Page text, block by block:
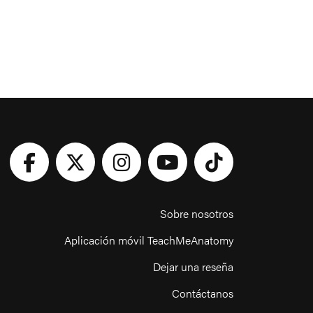
Sobre nosotros
Aplicación móvil TeachMeAnatomy
Dejar una reseña
Contáctanos